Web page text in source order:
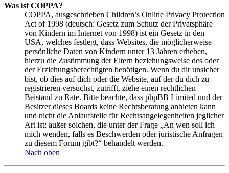
Was ist COPPA?
COPPA, ausgeschrieben Children’s Online Privacy Protection
Act of 1998 (deutsch: Gesetz zum Schutz der Privatsphäre
von Kindern im Internet von 1998) ist ein Gesetz in den
USA, welches festlegt, dass Websites, die möglicherweise
persönliche Daten von Kindern unter 13 Jahren erheben,
hierzu die Zustimmung der Eltern beziehungsweise des oder
der Erziehungsberechtigten benötigen. Wenn du dir unsicher
bist, ob dies auf dich oder die Website, auf der du dich zu
registrieren versuchst, zutrifft, ziehe einen rechtlichen
Beistand zu Rate. Bitte beachte, dass phpBB Limited und der
Besitzer dieses Boards keine Rechtsberatung anbieten kann
und nicht die Anlaufstelle für Rechtsangelegenheiten jeglicher
Art ist; außer solchen, die unter der Frage „An wen soll ich
mich wenden, falls es Beschwerden oder juristische Anfragen
zu diesem Forum gibt?“ behandelt werden.
Nach oben